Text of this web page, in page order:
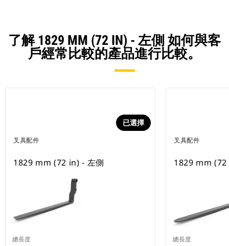
了解 1829 MM (72 IN) - 左側 如何與客
戶經常比較的產品進行比較。
叉具配件
已選擇
1829 mm (72 in) - 左側
總長度
叉具配件
1829 mm
總長度